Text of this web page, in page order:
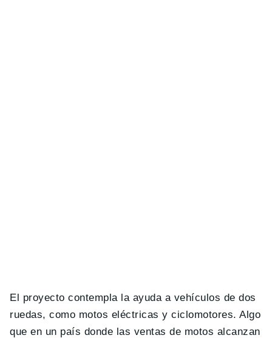
El proyecto contempla la ayuda a vehículos de dos
ruedas, como motos eléctricas y ciclomotores. Algo
que en un país donde las ventas de motos alcanzan